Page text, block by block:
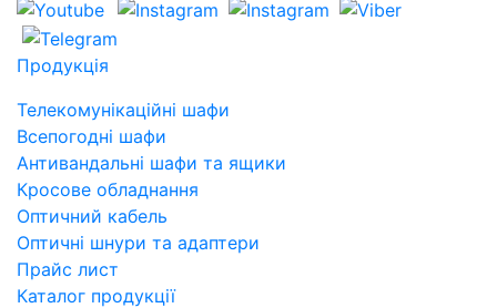
Продукція
Телекомунікаційні шафи
Всепогодні шафи
Антивандальні шафи та ящики
Кросове обладнання
Оптичний кабель
Оптичні шнури та адаптери
Прайс лист
Каталог продукції